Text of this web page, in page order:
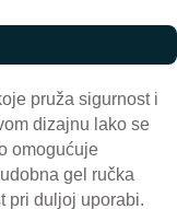
pruža sigurnost i
dizajnu lako se
omogućuje
gel ručka
pri duljoj uporabi.